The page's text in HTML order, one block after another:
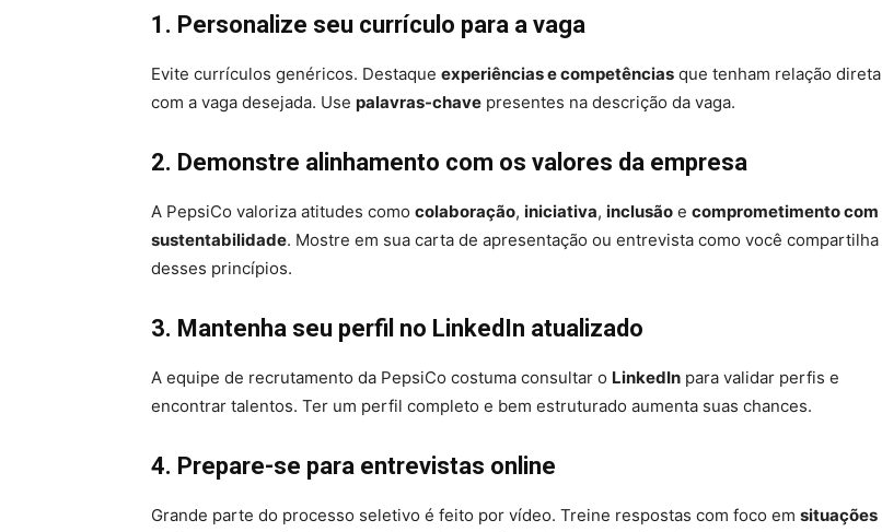
1. Personalize seu currículo para a vaga
Evite currículos genéricos. Destaque experiências e competências que tenham relação direta
com a vaga desejada. Use palavras-chave presentes na descrição da vaga.
2. Demonstre alinhamento com os valores da empresa
A PepsiCo valoriza atitudes como colaboração, iniciativa, inclusão e comprometimento com
sustentabilidade. Mostre em sua carta de apresentação ou entrevista como você compartilha
desses princípios.
3. Mantenha seu perfil no LinkedIn atualizado
A equipe de recrutamento da PepsiCo costuma consultar o LinkedIn para validar perfis e
encontrar talentos. Ter um perfil completo e bem estruturado aumenta suas chances.
4. Prepare-se para entrevistas online
Grande parte do processo seletivo é feito por vídeo. Treine respostas com foco em situações